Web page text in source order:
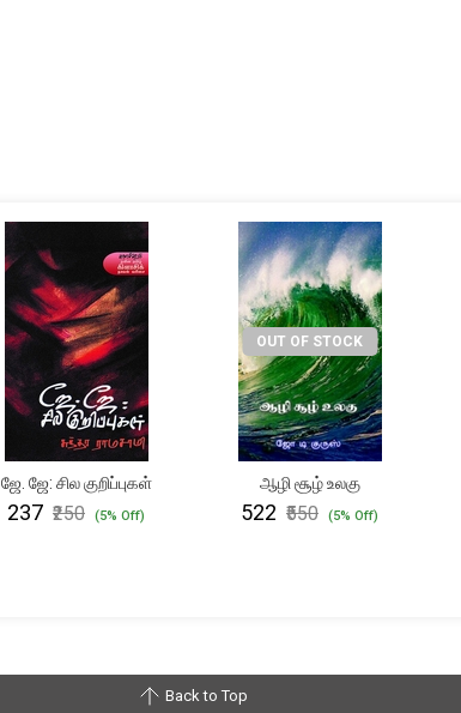
ஜே. ஜே: சில குறிப்புகள்
₹237 ₹250 (5% Off)
OUT OF STOCK
ஆழி சூழ் உலகு
₹522 ₹550 (5% Off)
Back to Top